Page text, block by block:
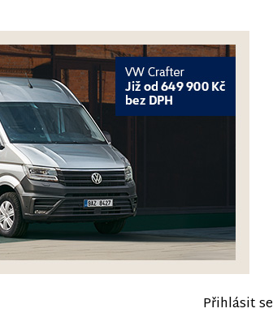
Přihlásit se